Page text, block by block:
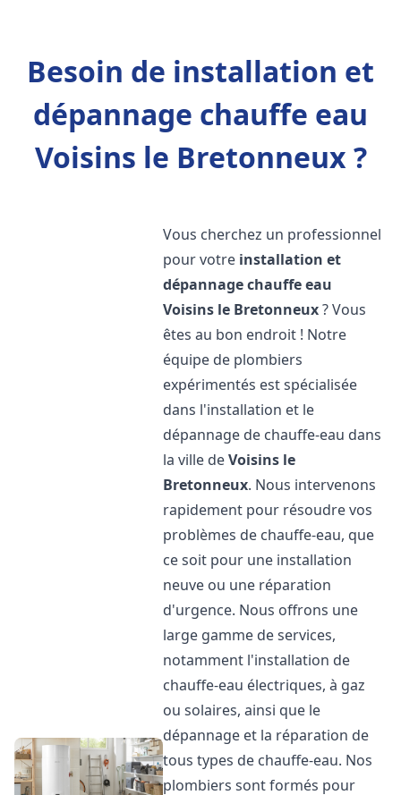
Besoin de installation et
dépannage chauffe eau
Voisins le Bretonneux ?
Vous cherchez un professionnel
pour votre installation et
dépannage chauffe eau
Voisins le Bretonneux? Vous
êtes au bon endroit ! Notre
équipe de plombiers
expérimentés est spécialisée
dans l'installation et le
dépannage de chauffe-eau dans
la ville deVoisins le
Bretonneux. Nous intervenons
rapidement pour résoudre vos
problèmes de chauffe-eau, que
ce soit pour une installation
neuve ou une réparation
d'urgence. Nous offrons une
large gamme de services,
notamment l'installation de
chauffe-eau électriques, à gaz
ou solaires, ainsi que le
dépannage et la réparation de
tous types de chauffe-eau. Nos
plombiers sont formés pour